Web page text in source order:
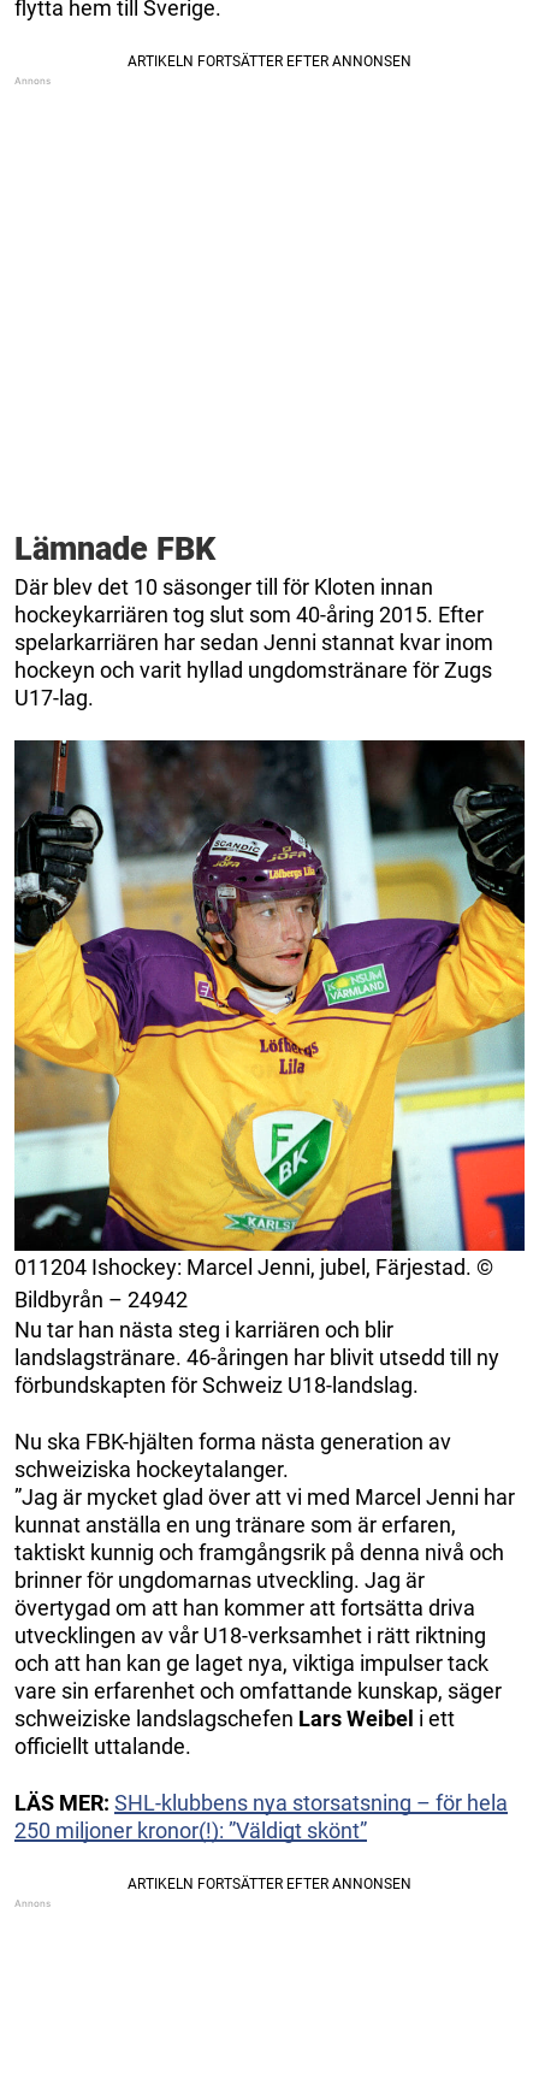
flytta hem till Sverige.
Lämnade FBK
Där blev det 10 säsonger till för Kloten innan
hockeykarriären tog slut som 40-åring 2015. Efter
spelarkarriären har sedan Jenni stannat kvar inom
hockeyn och varit hyllad ungdomstränare för Zugs
U17-lag.
011204 Ishockey: Marcel Jenni, jubel, Färjestad. ©
Bildbyrån – 24942
Nu tar han nästa steg i karriären och blir
landslagstränare. 46-åringen har blivit utsedd till ny
förbundskapten för Schweiz U18-landslag.
Nu ska FBK-hjälten forma nästa generation av
schweiziska hockeytalanger.
”Jag är mycket glad över att vi med Marcel Jenni har
kunnat anställa en ung tränare som är erfaren,
taktiskt kunnig och framgångsrik på denna nivå och
brinner för ungdomarnas utveckling. Jag är
övertygad om att han kommer att fortsätta driva
utvecklingen av vår U18-verksamhet i rätt riktning
och att han kan ge laget nya, viktiga impulser tack
vare sin erfarenhet och omfattande kunskap, säger
schweiziske landslagschefen Lars Weibel i ett
officiellt uttalande.
LÄS MER: SHL-klubbens nya storsatsning – för hela
250 miljoner kronor(!): ”Väldigt skönt”